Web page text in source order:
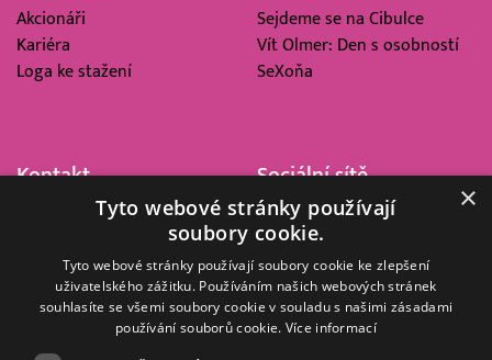
Akcionáři
Kariéra
Loga ke stažení
Sejdeme se na Cibulce
Vít Olmer: Den s osobností
SeXoňa
Kontakt
Barrandov Televizní Studio,
Kříženeckého nám. 322
152 00 Praha 5
IČ 416 93 311
Sociální sítě
×
Tyto webové stránky používají
soubory cookie.
Tyto webové stránky používají soubory cookie ke zlepšení
uživatelského zážitku. Používáním našich webových stránek
souhlasíte se všemi soubory cookie v souladu s našimi zásadami
používání souborů cookie. Více informací